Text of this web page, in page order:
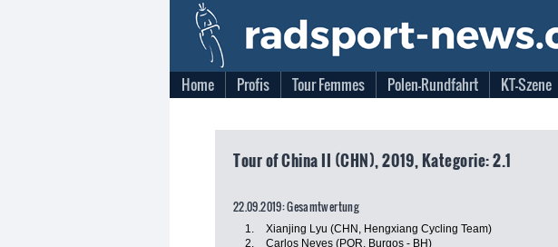
Home Profis Tour Femmes Polen-Rundfahrt KT-Szene
Tour of China II (CHN), 2019, Kategorie: 2.1
22.09.2019: Gesamtwertung
1. Xianjing Lyu (CHN, Hengxiang Cycling Team)
2.
Carlos Neves (POR, Burgos - BH)